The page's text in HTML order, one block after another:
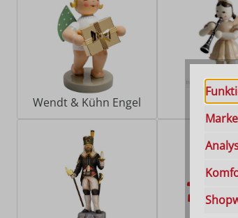
Wendt & Kühn Engel Blank